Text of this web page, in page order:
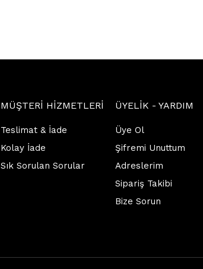
MÜŞTERİ HİZMETLERİ
Teslimat & İade
Kolay İade
Sık Sorulan Sorular
ÜYELİK - YARDIM
Üye Ol
Şifremi Unuttum
Adreslerim
Sipariş Takibi
Bize Sorun